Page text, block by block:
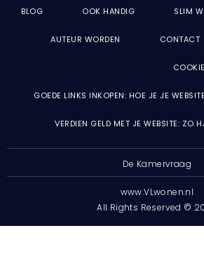
BLOG OOK HANDIG SLIM
AUTEUR WORDEN CONTACT
GOEDE LINKS INKOPEN: HOE JE JE
VERDIEN GELD MET JE WEBSITE: ZO
De Kamervraag
www.VLwonen.nl
All Rights Reserved ©